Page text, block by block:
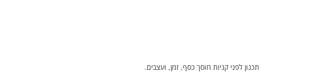
תכנון לפני קניות חוסך כסף, זמן, ועצבים.